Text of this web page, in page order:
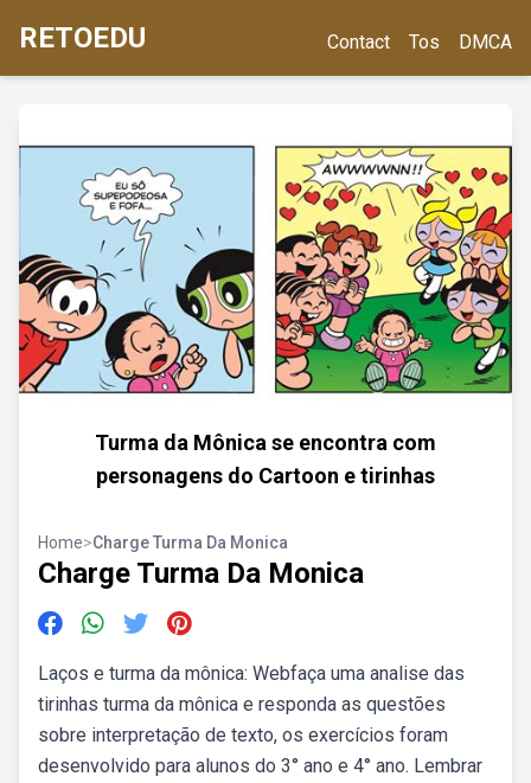
RETOEDU Contact Tos DMCA
Turma da Mônica se encontra com
personagens do Cartoon e tirinhas
Home>Charge Turma Da Monica
Charge Turma Da Monica
Laços e turma da mônica: Webfaça uma analise das
tirinhas turma da mônica e responda as questões
sobre interpretação de texto, os exercícios foram
desenvolvido para alunos do 3° ano e 4° ano. Lembrar